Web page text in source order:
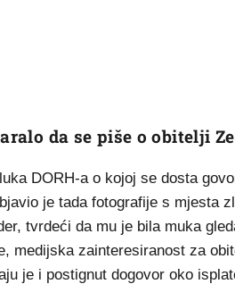
da se piše o obitelji
DORH-a o kojoj se dosta
je tada fotografije s mjesta
tvrdeći da mu je bila muka
medijska zainteresiranost za
je i postignut dogovor oko